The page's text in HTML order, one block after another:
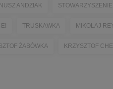
ANDZIAK
TRUSKAWKA MIKOŁAJ
ŻABÓWKA KRZYSZTOF